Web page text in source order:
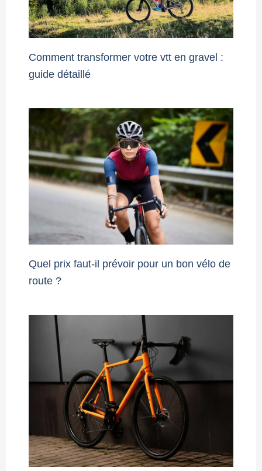
Comment transformer votre vtt en gravel :
guide détaillé
Quel prix faut-il prévoir pour un bon vélo de
route ?